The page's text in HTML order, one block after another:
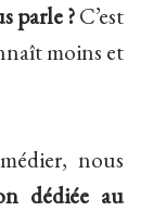
parle ?C’est
moins et
nous
dédiée au